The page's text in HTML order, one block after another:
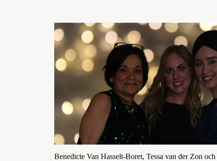
Benedicte Van Hasselt-Boret, Tessa van der Zon